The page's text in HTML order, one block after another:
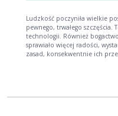
Ludzkość poczyniła wielkie
pewnego, trwałego
technologii. Również
sprawiało więcej radości,
zasad, konsekwentnie ich
nabieraniu dobrych nawyków